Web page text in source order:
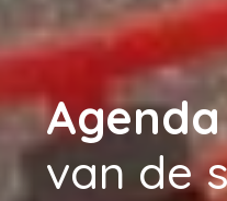
Agenda
van de